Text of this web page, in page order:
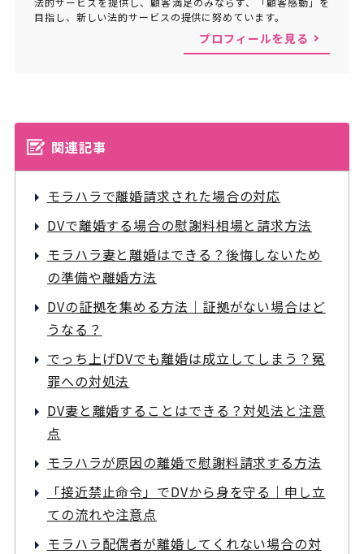
目指し、新しい法的サービスの提供に努めています。
プロフィールを見る
関連記事
モラハラで離婚請求された場合の対応
DVで離婚する場合の慰謝料相場と請求方法
モラハラ妻と離婚はできる？後悔しないため
の準備や離婚方法
DVの証拠を集める方法｜証拠がない場合はど
うなる？
でっち上げDVでも離婚は成立してしまう？冤
罪への対処法
DV妻と離婚することはできる？対処法と注意
点
モラハラが原因の離婚で慰謝料請求する方法
「接近禁止命令」でDVから身を守る｜申し立
ての流れや注意点
モラハラ配偶者が離婚してくれない場合の対